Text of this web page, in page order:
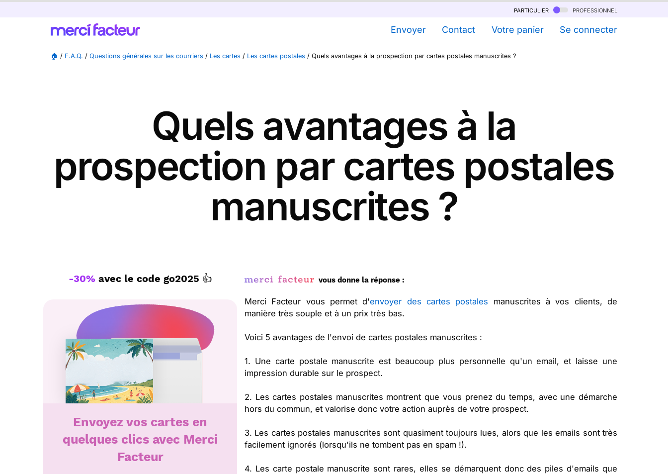
particulier professionnel
Envoyer Contact Votre panier Se connecter
🏠 / F.A.Q. / Questions générales sur les courriers / Les cartes / Les cartes postales / Quels avantages à la prospection par cartes postales manuscrites ?
Quels avantages à la
prospection par cartes postales
manuscrites ?
-30% avec le code go2025 👍
Envoyez vos cartes en
quelques clics avec Merci
Facteur
vous donne la réponse :
Merci Facteur vous permet d'envoyer des cartes postales manuscrites à vos clients, de
manière très souple et à un prix très bas.
Voici 5 avantages de l'envoi de cartes postales manuscrites :
1. Une carte postale manuscrite est beaucoup plus personnelle qu'un email, et laisse une
impression durable sur le prospect.
2. Les cartes postales manuscrites montrent que vous prenez du temps, avec une démarche
hors du commun, et valorise donc votre action auprès de votre prospect.
3. Les cartes postales manuscrites sont quasiment toujours lues, alors que les emails sont très
facilement ignorés (lorsqu'ils ne tombent pas en spam !).
4. Les carte postale manuscrite sont rares, elles se démarquent donc des piles d'emails que